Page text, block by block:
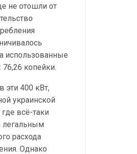
не отошли от
использованные
копейки.
эти 400 кВт,
украинской
всё-таки
легальным
расхода
Однако